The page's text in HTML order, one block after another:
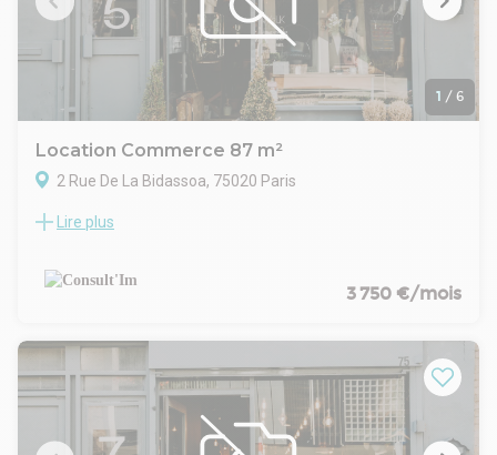
1 / 6
Location Commerce 87 m²
2 Rue De La Bidassoa, 75020 Paris
M° GAMBETTA, Consult'im vous propose une belle surface
CARACTERISTIQUES DE L'OFFRE
Beau linéaire de vitrine d'angle
Espace cuisine
Sous-sol
CONDITIONS FINANCIERES
Loyer mensuel : 3 750 € HT HC
Lire plus
3 750 €/mois